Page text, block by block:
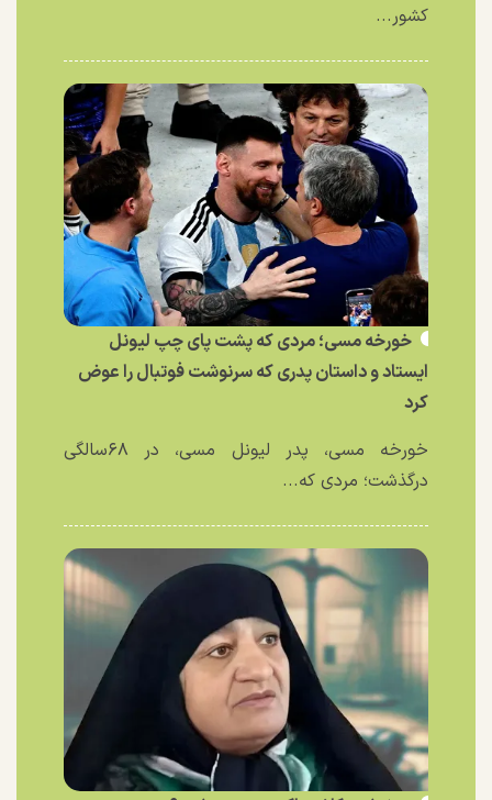
کشور...
خورخه مسی؛ مردی که پشت پای چپ لیونل
ایستاد و داستان پدری که سرنوشت فوتبال را عوض
کرد
خورخه مسی، پدر لیونل مسی، در ۶۸سالگی
درگذشت؛ مردی که...